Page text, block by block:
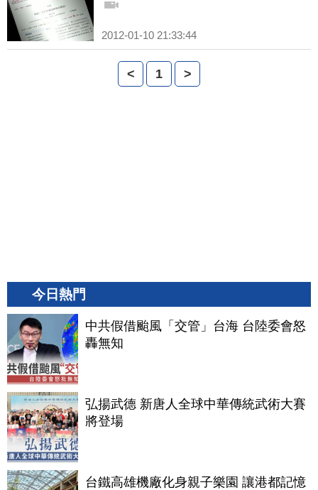
2012-01-10 21:33:44
< 1 >
今日熱門
中共假借颱風「交管」台海 台陸委會怒
轟無知
弘揚武德 新唐人全球中華傳統武術大賽
將登場
台鐵高雄機廠化身親子樂園 讓港都記憶